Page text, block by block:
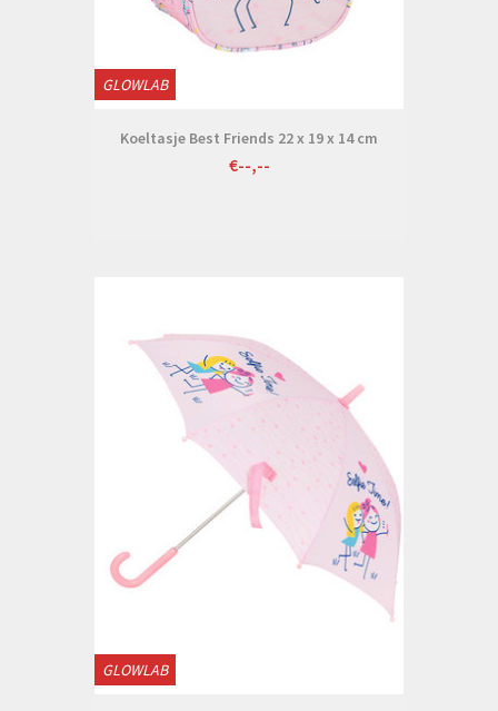
GLOWLAB
Koeltasje Best Friends 22 x 19 x 14 cm
€--,--
GLOWLAB